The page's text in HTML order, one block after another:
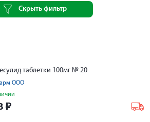
Скрыть фильтр
таблетки 100мг № 20
ООО
₽